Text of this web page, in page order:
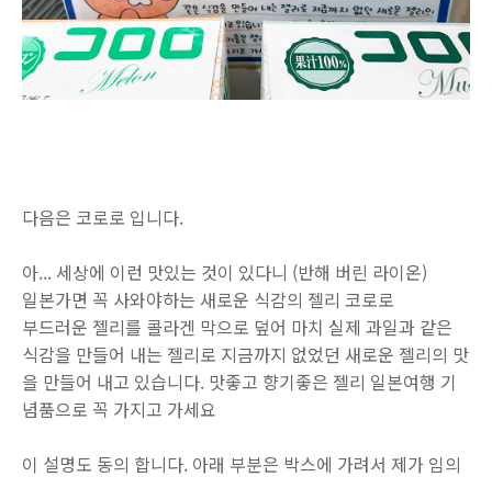
다음은 코로로 입니다.
아... 세상에 이런 맛있는 것이 있다니 (반해 버린 라이온)
일본가면 꼭 사와야하는 새로운 식감의 젤리 코로로
부드러운 젤리를 콜라겐 막으로 덮어 마치 실제 과일과 같은
식감을 만들어 내는 젤리로 지금까지 없었던 새로운 젤리의 맛
을 만들어 내고 있습니다. 맛좋고 향기좋은 젤리 일본여행 기
념품으로 꼭 가지고 가세요
이 설명도 동의 합니다. 아래 부분은 박스에 가려서 제가 임의